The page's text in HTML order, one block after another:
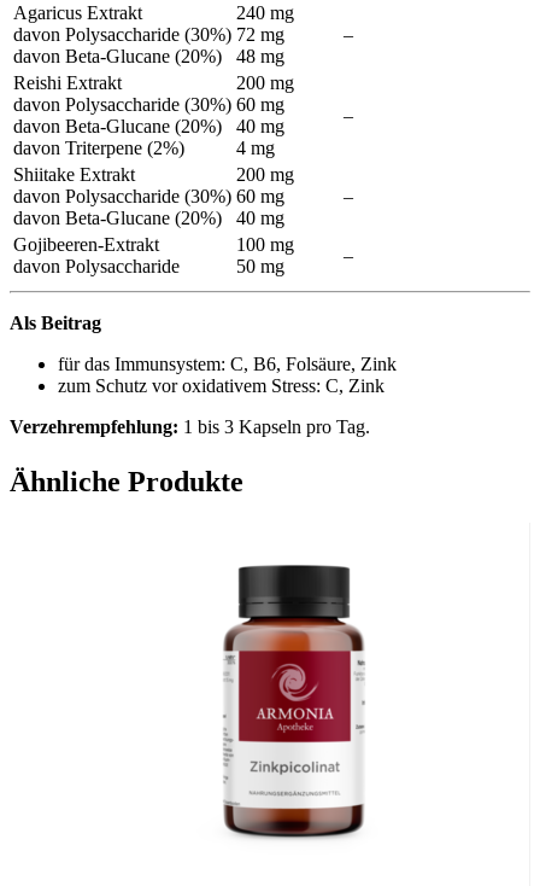
Agaricus Extrakt
davon Polysaccharide (30%)
davon Beta-Glucane (20%)
240 mg
72 mg
48 mg
–
Reishi Extrakt
davon Polysaccharide (30%)
davon Beta-Glucane (20%)
davon Triterpene (2%)
200 mg
60 mg
40 mg
4 mg
–
Shiitake Extrakt
davon Polysaccharide (30%)
davon Beta-Glucane (20%)
200 mg
60 mg
40 mg
–
Gojibeeren-Extrakt
davon Polysaccharide
100 mg
50 mg
–
Als Beitrag
für das Immunsystem: C, B6, Folsäure, Zink
zum Schutz vor oxidativem Stress: C, Zink
Verzehrempfehlung: 1 bis 3 Kapseln pro Tag.
Allergene: Kann Sulfite enthalten.
Hydroxypropylmethylcellulose (Kapselhülle), Agaricus-Extrakt
), Shiitake-Extrakt (Lentinula edodes
Ganoderma lucidum), Zinkgluconat, Gojibeeren-
Extrakt, Füllstoff Cellulose, D-alpha-Tocopherylacetat,
Pyridoxinhydrochlorid, Pteroylmonoglutaminsäure.
Nahrungsergänzungsmittel stellen keinen Ersatz für eine
abwechslungsreiche und ausgewogene Ernährung sowie für eine
gesunde Lebensweise dar. Die angegebene empfohlene Tagesdosis
nicht überschreiten. Für Kinder unerreichbar aufbewahren.
Ähnliche Produkte